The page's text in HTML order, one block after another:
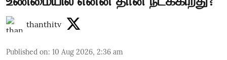
thanthitv
Published on: 10 Aug 2026, 2:36 am